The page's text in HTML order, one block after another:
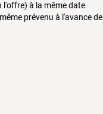
l'offre) à la même date
prévenu à l'avance de